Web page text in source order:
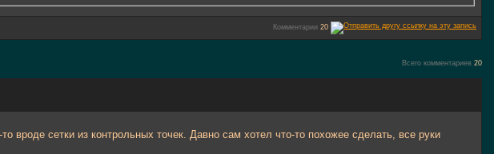
Комментарии 20
Всего комментариев 20
вроде сетки из контрольных точек. Давно сам хотел что-то похожее сделать, все руки